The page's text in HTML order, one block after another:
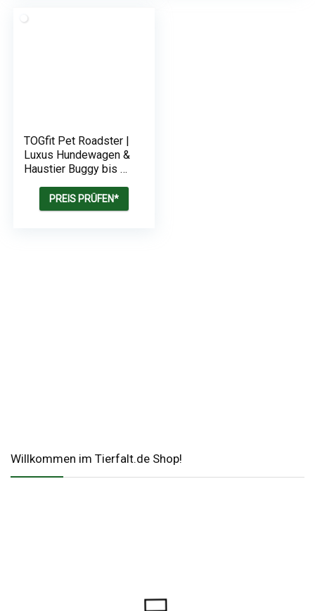
TOGfit Pet Roadster |
Luxus Hundewagen &
Haustier Buggy bis 32
|flexible
Schieberhöhe | inkl.
PREIS PRÜFEN*
Willkommen im Tierfalt.de Shop!